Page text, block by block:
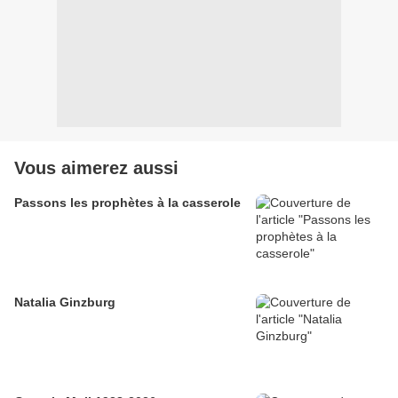
Vous aimerez aussi
Passons les prophètes à la casserole
Natalia Ginzburg